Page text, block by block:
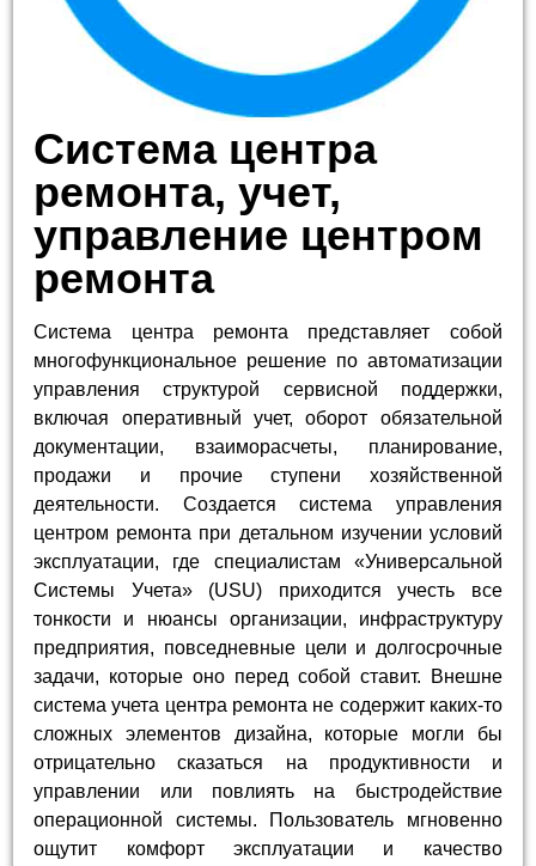
Система центра
ремонта, учет,
управление центром
ремонта
Система центра ремонта представляет собой
многофункциональное решение по автоматизации
управления структурой сервисной поддержки,
включая оперативный учет, оборот обязательной
документации, взаиморасчеты, планирование,
продажи и прочие ступени хозяйственной
деятельности. Создается система управления
центром ремонта при детальном изучении условий
эксплуатации, где специалистам «Универсальной
Системы Учета» (USU) приходится учесть все
тонкости и нюансы организации, инфраструктуру
предприятия, повседневные цели и долгосрочные
задачи, которые оно перед собой ставит. Внешне
система учета центра ремонта не содержит каких-то
сложных элементов дизайна, которые могли бы
отрицательно сказаться на продуктивности и
управлении или повлиять на быстродействие
операционной системы. Пользователь мгновенно
ощутит комфорт эксплуатации и качество